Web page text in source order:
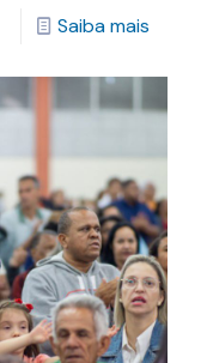
Saiba mais